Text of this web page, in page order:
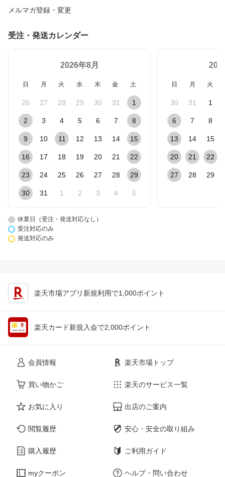
メルマガ登録・変更
受注・発送カレンダー
2026年8月
日 月 火 水 木 金 土
26 27 28 29 30 31 1
2 3 4 5 6 7 8
9 10 11 12 13 14 15
16 17 18 19 20 21 22
23 24 25 26 27 28 29
30 31 1 2 3 4 5
日 月 火
30 31 1
6 7 8
13 14 15
20 21 22
27 28 29
休業日（受注・発送対応なし）
受注対応のみ
発送対応のみ
楽天市場アプリ新規利用で1,000ポイント
楽天カード新規入会で2,000ポイント
会員情報
買い物かご
お気に入り
閲覧履歴
購入履歴
myクーポン
楽天市場トップ
楽天のサービス一覧
出店のご案内
安心・安全の取り組み
ご利用ガイド
ヘルプ・問い合わせ